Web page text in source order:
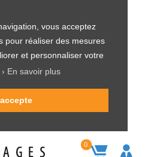
vous acceptez
pour réaliser des mesures
et personnaliser votre
› En savoir plus
0